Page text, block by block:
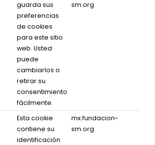
guarda sus
preferencias
de cookies
para este sitio
web. Usted
puede
cambiarlos o
retirar su
consentimiento
fácilmente.
sm.org
Esta cookie
contiene su
identificación
mx.fundacion-
sm.org